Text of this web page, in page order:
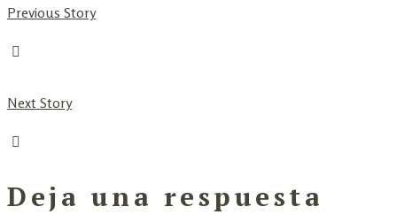
Previous Story
Next Story
Deja una respuesta